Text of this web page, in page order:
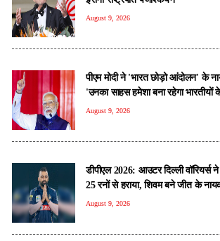
August 9, 2026
पीएम मोदी ने 'भारत छोड़ो आंदोलन' के
'उनका साहस हमेशा बना रहेगा भारतीयों
August 9, 2026
डीपीएल 2026: आउटर दिल्ली वॉरियर्स
25 रनों से हराया, शिवम बने जीत के
August 9, 2026